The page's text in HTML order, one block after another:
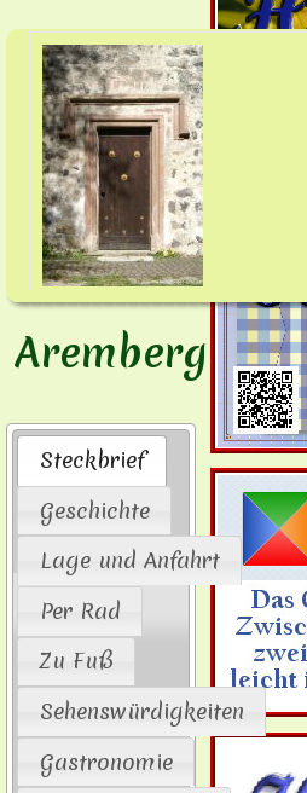
Aremberg
Steckbrief
Geschichte
Lage und Anfahrt
Per Rad
Zu Fuß
Sehenswürdigkeiten
Gastronomie